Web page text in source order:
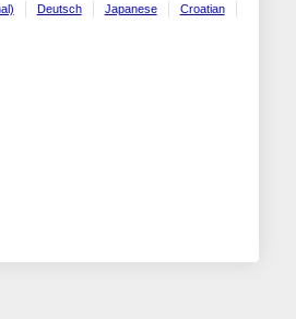
Deutsch Japanese
Croatian